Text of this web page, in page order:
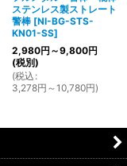
ステンレス製ストレート
警棒 [NI-BG-STS-
KN01-SS]
2,980円 ～9,800円
(税別)
(税込 :
3,278円 ～10,780円)